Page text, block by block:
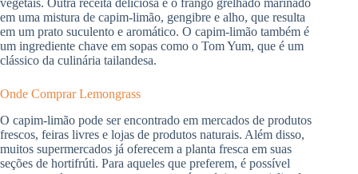
vegetais. Outra receita deliciosa é o frango grelhado marinado
em uma mistura de capim-limão, gengibre e alho, que resulta
em um prato suculento e aromático. O capim-limão também é
um ingrediente chave em sopas como o Tom Yum, que é um
clássico da culinária tailandesa.
Onde Comprar Lemongrass
O capim-limão pode ser encontrado em mercados de produtos
frescos, feiras livres e lojas de produtos naturais. Além disso,
muitos supermercados já oferecem a planta fresca em suas
seções de hortifrúti. Para aqueles que preferem, é possível